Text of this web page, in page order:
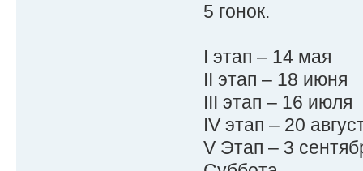
5 гонок.
I этап – 14 мая
II этап – 18 июня
III этап – 16 июля
IV этап – 20
V Этап – 3